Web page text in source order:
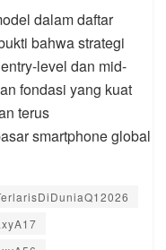
dalam daftar
bahwa strategi
level dan mid-
fondasi yang kuat
terus
smartphone global